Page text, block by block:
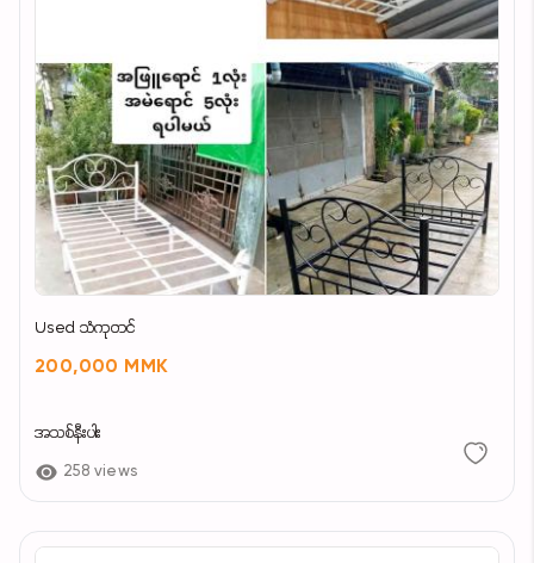
Used သံကုတင်
200,000 MMK
အသစ်နီးပါး
258 views